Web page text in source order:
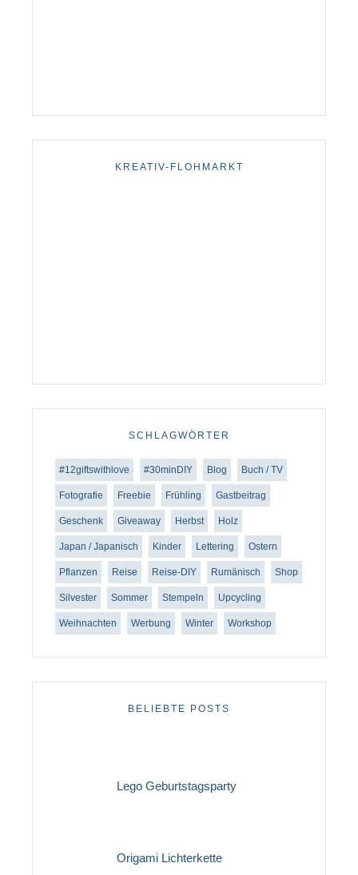
KREATIV-FLOHMARKT
SCHLAGWÖRTER
#12giftswithlove #30minDIY Blog Buch / TV
Fotografie Freebie Frühling Gastbeitrag
Geschenk Giveaway Herbst Holz
Japan / Japanisch Kinder Lettering Ostern
Pflanzen Reise Reise-DIY Rumänisch Shop
Silvester Sommer Stempeln Upcycling
Weihnachten Werbung Winter Workshop
BELIEBTE POSTS
Lego Geburtstagsparty
Origami Lichterkette